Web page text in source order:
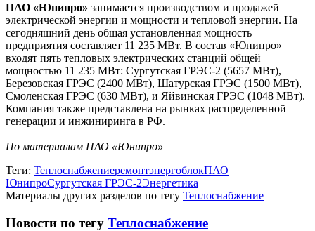
ПАО «Юнипро» занимается производством и продажей
электрической энергии и мощности и тепловой энергии. На
сегодняшний день общая установленная мощность
предприятия составляет 11 235 МВт. В состав «Юнипро»
входят пять тепловых электрических станций общей
мощностью 11 235 МВт: Сургутская ГРЭС-2 (5657 МВт),
Березовская ГРЭС (2400 МВт), Шатурская ГРЭС (1500 МВт),
Смоленская ГРЭС (630 МВт), и Яйвинская ГРЭС (1048 МВт).
Компания также представлена на рынках распределенной
генерации и инжиниринга в РФ.
По материалам ПАО «Юнипро»
Теги: ТеплоснабжениеремонтэнергоблокПАО
ЮнипроСургутская ГРЭС-2Энергетика
Материалы других разделов по тегу Теплоснабжение
Новости по тегу Теплоснабжение